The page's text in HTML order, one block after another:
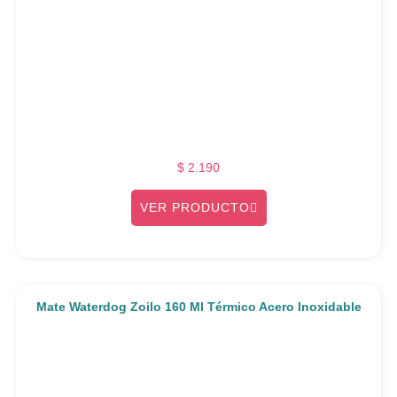
$ 2.190
VER PRODUCTO
Mate Waterdog Zoilo 160 Ml Térmico Acero Inoxidable